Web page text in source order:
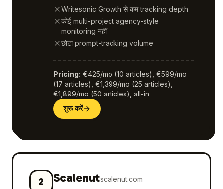
Writesonic Growth से कम tracking depth
कोई multi-project agency-style
monitoring नहीं
छोटा prompt-tracking volume
Pricing: €425/mo (10 articles), €599/mo
(17 articles), €1,399/mo (25 articles),
€1,899/mo (50 articles), all-in
शुरू करें
2 Scalenutscalenut.com